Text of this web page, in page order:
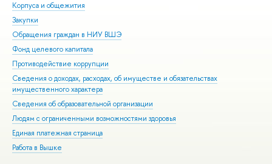
Корпуса и общежития
Закупки
Обращения граждан в НИУ ВШЭ
Фонд целевого капитала
Противодействие коррупции
Сведения о доходах, расходах, об имуществе и обязательствах
имущественного характера
Сведения об образовательной организации
Людям с ограниченными возможностями здоровья
Единая платежная страница
Работа в Вышке